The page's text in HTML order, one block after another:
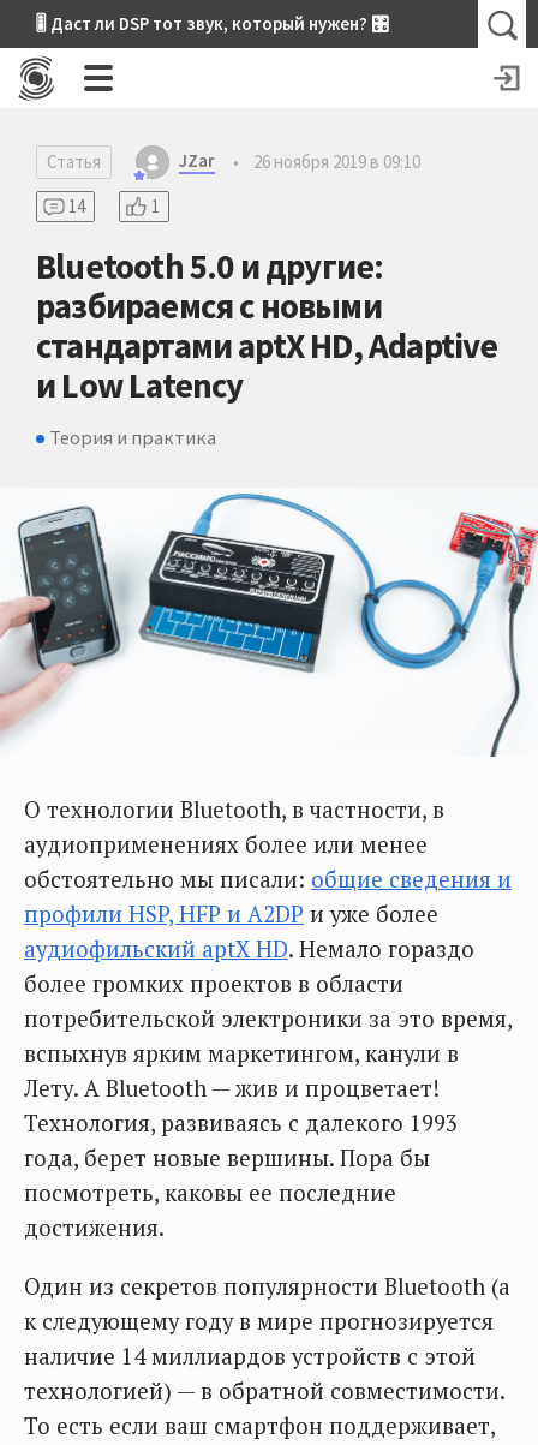
🎚 Даст ли DSP тот звук, который нужен? 🎛
Статья JZar •
26 ноября 2019 в 09:10
14
1
Bluetooth 5.0 и другие:
разбираемся с новыми
стандартами aptX HD, Adaptive
и Low Latency
Теория и практика
О технологии Bluetooth, в частности, в
аудиоприменениях более или менее
обстоятельно мы писали: общие сведения и
профили HSP, HFP и A2DP и уже более
аудиофильский aptX HD. Немало гораздо
более громких проектов в области
потребительской электроники за это время,
вспыхнув ярким маркетингом, канули в
Лету. А Bluetooth — жив и процветает!
Технология, развиваясь с далекого 1993
года, берет новые вершины. Пора бы
посмотреть, каковы ее последние
достижения.
Один из секретов популярности Bluetooth (а
к следующему году в мире прогнозируется
наличие 14 миллиардов устройств с этой
технологией) — в обратной совместимости.
То есть если ваш смартфон поддерживает,